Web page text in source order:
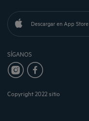
Descargar en App Store
SÍGANOS
Copyright 2022 sitio